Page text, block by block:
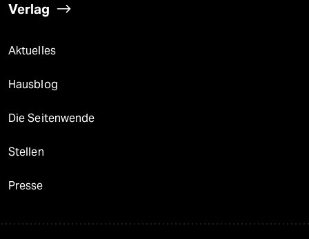
Verlag
Aktuelles
Hausblog
Die Seitenwende
Stellen
Presse